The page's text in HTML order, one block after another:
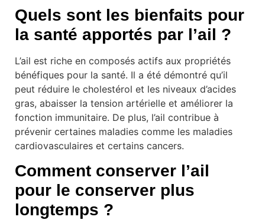
Quels sont les bienfaits pour
la santé apportés par l’ail ?
L’ail est riche en composés actifs aux propriétés
bénéfiques pour la santé. Il a été démontré qu’il
peut réduire le cholestérol et les niveaux d’acides
gras, abaisser la tension artérielle et améliorer la
fonction immunitaire. De plus, l’ail contribue à
prévenir certaines maladies comme les maladies
cardiovasculaires et certains cancers.
Comment conserver l’ail
pour le conserver plus
longtemps ?